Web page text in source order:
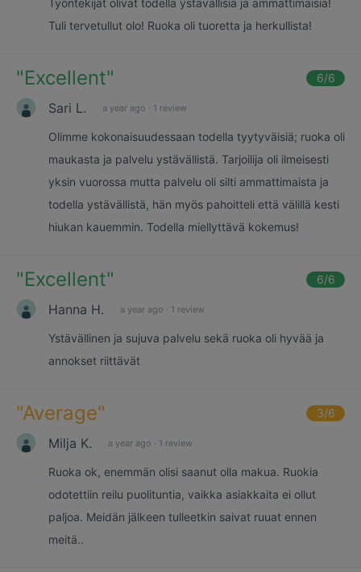
Työntekijät olivat todella ystävällisiä ja ammattimaisia!
Tuli tervetullut olo! Ruoka oli tuoretta ja herkullista!
"Excellent" 6/6
Sari L. a year ago · 1 review
Olimme kokonaisuudessaan todella tyytyväisiä; ruoka oli
maukasta ja palvelu ystävällistä. Tarjoilija oli ilmeisesti
yksin vuorossa mutta palvelu oli silti ammattimaista ja
todella ystävällistä, hän myös pahoitteli että välillä kesti
hiukan kauemmin. Todella miellyttävä kokemus!
"Excellent" 6/6
Hanna H. a year ago · 1 review
Ystävällinen ja sujuva palvelu sekä ruoka oli hyvää ja
annokset riittävät
"Average" 3/6
Milja K. a year ago · 1 review
Ruoka ok, enemmän olisi saanut olla makua. Ruokia
odotettiin reilu puolituntia, vaikka asiakkaita ei ollut
paljoa. Meidän jälkeen tulleetkin saivat ruuat ennen
meitä..